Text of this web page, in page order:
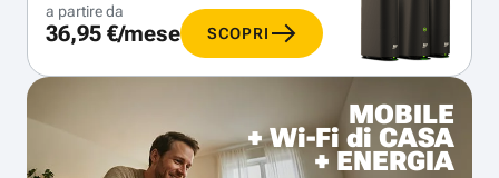
a partire da
36,95 €/mese SCOPRI
MOBILE
+ Wi-Fi di CASA
+ ENERGIA